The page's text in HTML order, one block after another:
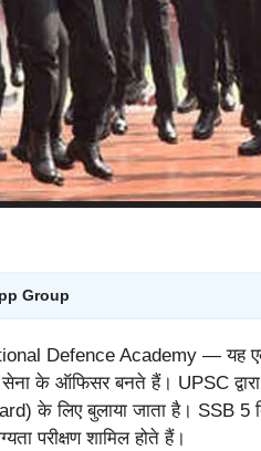
Group
Defence Academy — यह
के ऑफिसर बनते हैं। UPSC
के लिए बुलाया जाता है। SSB 5
परीक्षण शामिल होते हैं।